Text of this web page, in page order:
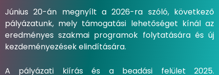
Június 20-án megnyílt a 2026-ra szóló, következő
pályázatunk, mely támogatási lehetőséget kínál az
eredményes szakmai programok folytatására és új
kezdeményezések elindítására.
A pályázati kiírás és a beadási felület 2025.